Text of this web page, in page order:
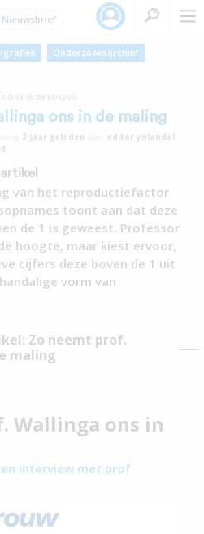
Onderzoeksarchief
ons in de maling
2 jaar geleden
editor yolandal
van het reproductiefactor
toont aan dat deze
de 1 is geweest. Professor
hoogte, maar kiest ervoor,
cijfers deze boven de 1 uit
vorm van
Zo neemt prof.
maling
Wallinga ons in
interview met prof.